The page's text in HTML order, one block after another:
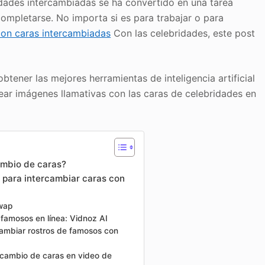
intercambiadas se ha convertido en una tarea
No importa si es para trabajar o para
caras intercambiadas Con las celebridades, este post
las mejores herramientas de inteligencia artificial
imágenes llamativas con las caras de celebridades en
de caras?
intercambiar caras con
en línea: Vidnoz AI
rostros de famosos con
de caras en video de